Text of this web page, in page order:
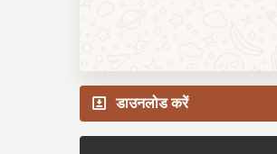
डाउनलोड करें